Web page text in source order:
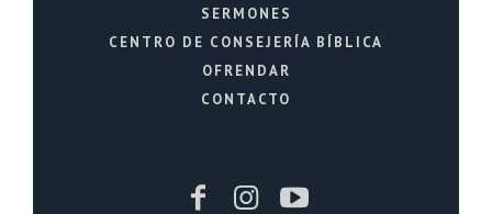
SERMONES
CENTRO DE CONSEJERÍA BÍBLICA
OFRENDAR
CONTACTO